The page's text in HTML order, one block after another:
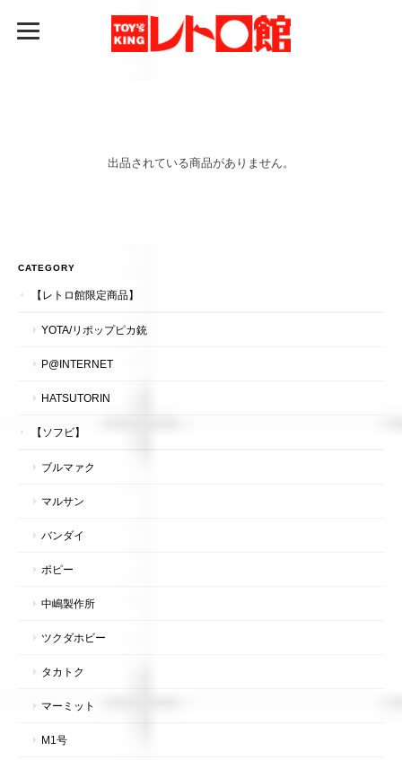
出品されている商品がありません。
CATEGORY
【レトロ館限定商品】
YOTA/リポップピカ銃
P@INTERNET
HATSUTORIN
【ソフビ】
ブルマァク
マルサン
バンダイ
ポピー
中嶋製作所
ツクダホビー
タカトク
マーミット
M1号